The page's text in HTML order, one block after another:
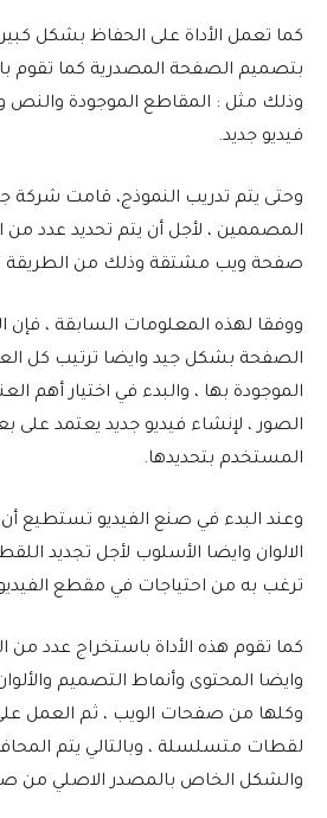
كما تعمل الأداة على الحفاظ بشكل
بتصميم الصفحة المصدرية كما تقوم
وذلك مثل : المقاطع الموجودة والنص
فيديو جديد.
وحتى يتم تدريب النموذج، قامت شركة
المصممين ، لأجل أن يتم تحديد عدد من
صفحة ويب مشتقة وذلك من الطريقة
ووفقا لهذه المعلومات السابقة ، فإن
الصفحة بشكل جيد وايضا ترتيب كل
الموجودة بها ، والبدء في اختيار أهم
الصور ، لإنشاء فيديو جديد يعتمد
المستخدم بتحديدها.
وعند البدء في صنع الفيديو تستطيع
الالوان وايضا الأسلوب لأجل تجديد
ترغب به من احتياجات في مقطع
كما تقوم هذه الأداة باستخراج عدد من
وايضا المحتوى وأنماط التصميم
وكلها من صفحات الويب ، ثم العمل
لقطات متسلسلة ، وبالتالي يتم
والشكل الخاص بالمصدر الاصلي من